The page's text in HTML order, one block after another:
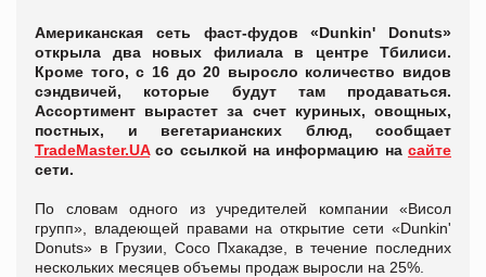
Американская сеть фаст-фудов «Dunkin' Donuts»
открыла два новых филиала в центре Тбилиси.
Кроме того, с 16 до 20 выросло количество видов
сэндвичей, которые будут там продаваться.
Ассортимент вырастет за счет куриных, овощных,
постных, и вегетарианских блюд, сообщает
TradeMaster.UAсо ссылкой на информацию на сайте
сети.
По словам одного из учредителей компании «Висол
групп», владеющей правами на открытие сети «Dunkin'
Donuts» в Грузии, Сосо Пхакадзе, в течение последних
нескольких месяцев объемы продаж выросли на 25%.